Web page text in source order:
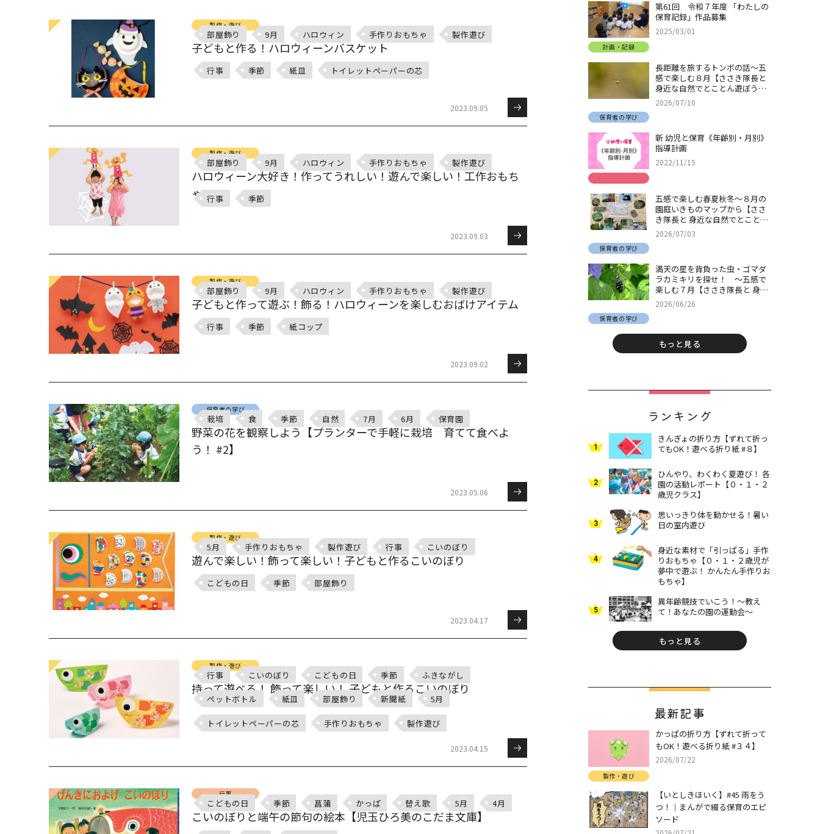
製作・遊び
子どもと作る！ハロウィーンバスケット
部屋飾り 9月 ハロウィン 手作りおもちゃ 製作遊び
行事 季節 紙皿 トイレットペーパーの芯
2023.09.05
製作・遊び
ハロウィーン大好き！作ってうれしい！遊んで楽しい！工作おもち
ゃ
部屋飾り 9月 ハロウィン 手作りおもちゃ 製作遊び
行事 季節
2023.09.03
製作・遊び
子どもと作って遊ぶ！飾る！ハロウィーンを楽しむおばけアイテム
部屋飾り 9月 ハロウィン 手作りおもちゃ 製作遊び
行事 季節 紙コップ
2023.09.02
保育者の学び
野菜の花を観察しよう【プランターで手軽に栽培 育てて食べよ
う！ #2】
栽培 食 季節 自然 7月 6月 保育園
2023.05.06
製作・遊び
遊んで楽しい！飾って楽しい！子どもと作るこいのぼり
5月 手作りおもちゃ 製作遊び 行事 こいのぼり
こどもの日 季節 部屋飾り
2023.04.17
製作・遊び
持って遊べる！ 飾って楽しい！ 子どもと作るこいのぼり
行事 こいのぼり こどもの日 季節 ふきながし
ペットボトル 紙皿 部屋飾り 新聞紙 5月
トイレットペーパーの芯 手作りおもちゃ 製作遊び
2023.04.15
行事
こいのぼりと端午の節句の絵本【児玉ひろ美のこだま文庫】
こどもの日 季節 菖蒲 かっぱ 替え歌 5月 4月
第61回 令和７年度 「わたしの
保育記録」作品募集
2025/03/01
計画・記録
長距離を旅するトンボの話～五
感で楽しむ８月【ささき隊長と
身近な自然でとことん遊ぼう！
＃32】
2026/07/10
保育者の学び
新 幼児と保育《年齢別・月別》
指導計画
2022/11/15
五感で楽しむ春夏秋冬～８月の
園庭いきものマップから【ささ
き隊長と 身近な自然でとことん
遊ぼう！＃31】
2026/07/03
保育者の学び
満天の星を背負った虫・ゴマダ
ラカミキリを探せ！ ～五感で
楽しむ７月【ささき隊長と 身近
な自然でとことん遊ぼう！＃
30】
2026/06/26
保育者の学び
もっと見る
ランキング
1
きんぎょの折り方【ずれて折っ
てもOK！遊べる折り紙 #８】
2
ひんやり、わくわく夏遊び！ 各
園の活動レポート【０・１・２
歳児クラス】
3
思いっきり体を動かせる！暑い
日の室内遊び
4
身近な素材で「引っぱる」手作
りおもちゃ【０・１・２歳児が
夢中で遊ぶ！ かんたん手作りお
もちゃ】
5
異年齢競技でいこう！～教え
て！あなたの園の運動会～
もっと見る
最新記事
かっぱの折り方【ずれて折って
もOK！遊べる折り紙 #３４】
2026/07/22
製作・遊び
【いとしきほいく】#45 雨をう
つ！｜まんがで綴る保育のエピ
ソード